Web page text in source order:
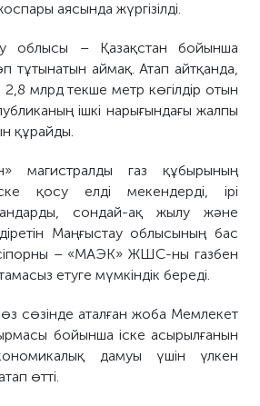
аясында жүргізілді.
облысы – Қазақстан бойынша
тұтынатын аймақ. Атап айтқанда,
млрд текше метр көгілдір отын
ішкі нарығындағы жалпы
құрайды.
магистралды газ құбырының
қосу елді мекендерді, ірі
сондай-ақ жылу және
Маңғыстау облысының бас
– «МАЭК» ЖШС-ны газбен
етуге мүмкіндік береді.
сөзінде аталған жоба Мемлекет
бойынша іске асырылғанын
дамуы үшін үлкен
өтті.